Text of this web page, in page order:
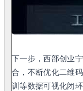
下一步，西部创业
合，不断优化二维
训等数据可视化闭